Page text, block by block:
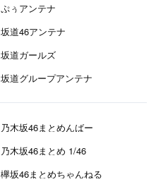
ぷぅアンテナ
坂道46アンテナ
坂道ガールズ
坂道グループアンテナ
乃木坂46まとめんばー
乃木坂46まとめ 1/46
欅坂46まとめちゃんねる